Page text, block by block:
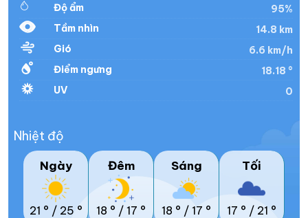
Độ ẩm
95%
Tầm nhìn
14.8 km
Gió
6.6 km/h
Điểm ngưng
18.18 °
UV
0
Nhiệt độ
Ngày
21 ° / 25 °
Đêm
18 ° / 17 °
Sáng
18 ° / 17 °
Tối
17 ° / 21 °